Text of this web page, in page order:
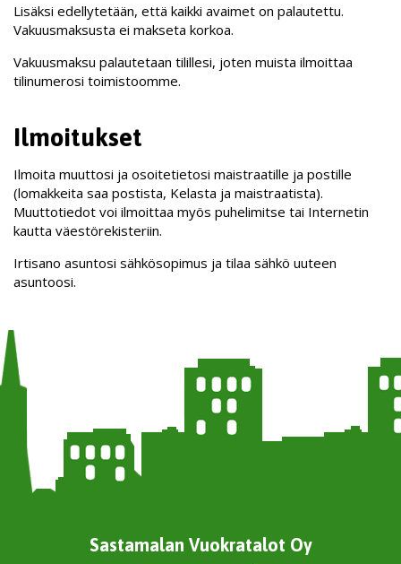
Lisäksi edellytetään, että kaikki avaimet on palautettu.
Vakuusmaksusta ei makseta korkoa.
Vakuusmaksu palautetaan tilillesi, joten muista ilmoittaa
tilinumerosi toimistoomme.
Ilmoitukset
Ilmoita muuttosi ja osoitetietosi maistraatille ja postille
(lomakkeita saa postista, Kelasta ja maistraatista).
Muuttotiedot voi ilmoittaa myös puhelimitse tai Internetin
kautta väestörekisteriin.
Irtisano asuntosi sähkösopimus ja tilaa sähkö uuteen
asuntoosi.
Sastamalan Vuokratalot Oy